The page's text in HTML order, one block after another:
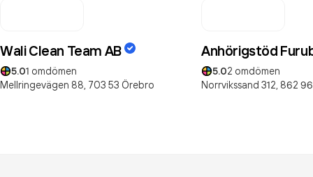
Wali Clean Team AB
5.01 omdömen
Mellringevägen 88, 703 53 Örebro
Anhörigstöd
5.02 omdömen
Norrvikssand 312, 862 96